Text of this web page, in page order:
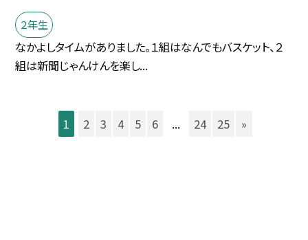
２年生
なかよしタイムがありました。１組はなんでもバスケット、２
組は新聞じゃんけんを楽し...
1 2 3 4 5 6 ... 24 25 »